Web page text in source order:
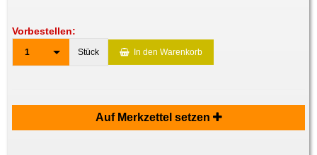
Vorbestellen:
1 Stück In den Warenkorb
Auf Merkzettel setzen